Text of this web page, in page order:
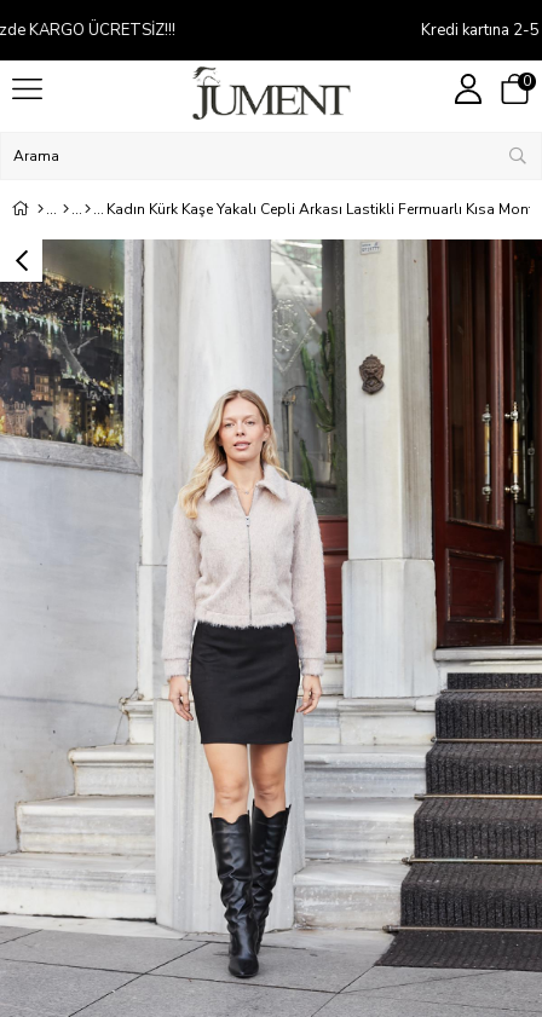
0
Kadın Kürk Kaşe Yakalı Cepli Arkası Lastikli Fermuarlı Kısa